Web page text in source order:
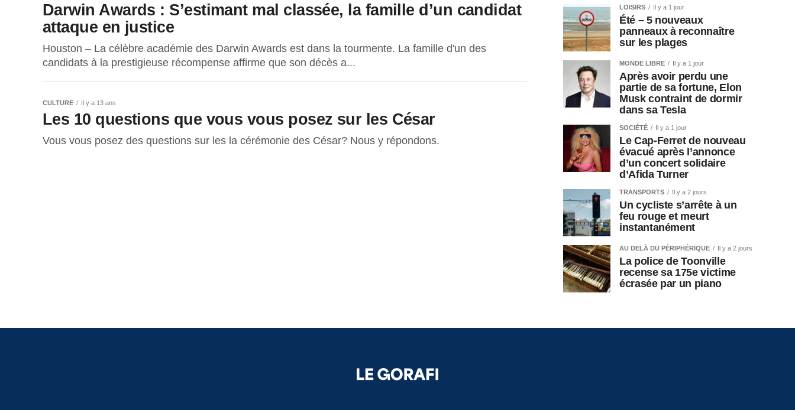
Darwin Awards : S’estimant mal classée, la famille d’un candidat
attaque en justice
Houston – La célèbre académie des Darwin Awards est dans la tourmente. La famille d'un des
candidats à la prestigieuse récompense affirme que son décès a...
CULTURE Il y a 13 ans
Les 10 questions que vous vous posez sur les César
Vous vous posez des questions sur les la cérémonie des César? Nous y répondons.
LOISIRS Il y a 1 jour
Été – 5 nouveaux
panneaux à reconnaître
sur les plages
MONDE LIBRE Il y a 1 jour
Après avoir perdu une
partie de sa fortune, Elon
Musk contraint de dormir
dans sa Tesla
SOCIÉTÉ Il y a 1 jour
Le Cap-Ferret de nouveau
évacué après l’annonce
d’un concert solidaire
d’Afida Turner
TRANSPORTS Il y a 2 jours
Un cycliste s’arrête à un
feu rouge et meurt
instantanément
AU DELÀ DU PÉRIPHÉRIQUE Il y a 2 jours
La police de Toonville
recense sa 175e victime
écrasée par un piano